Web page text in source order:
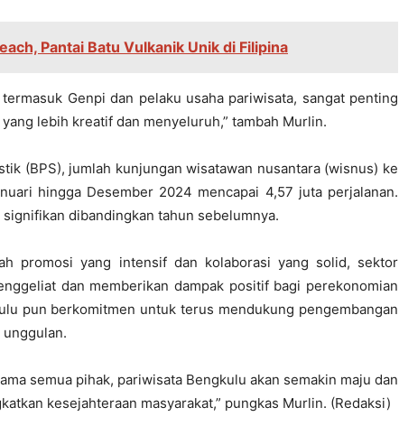
Pantai Batu Vulkanik Unik di Filipina
Genpi dan pelaku usaha pariwisata, sangat penting
lebih kreatif dan menyeluruh,” tambah Murlin.
(BPS), jumlah kunjungan wisatawan nusantara (wisnus) ke
hingga Desember 2024 mencapai 4,57 juta perjalanan.
dibandingkan tahun sebelumnya.
promosi yang intensif dan kolaborasi yang solid, sektor
dan memberikan dampak positif bagi perekonomian
pun berkomitmen untuk terus mendukung pengembangan
semua pihak, pariwisata Bengkulu akan semakin maju dan
kesejahteraan masyarakat,” pungkas Murlin. (Redaksi)